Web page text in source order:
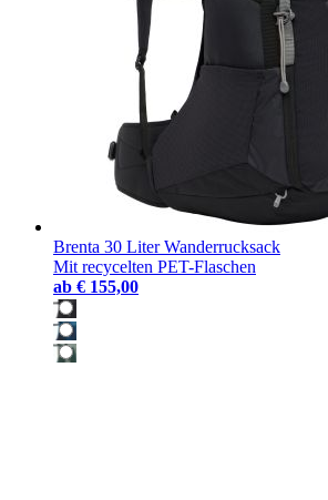
Brenta 30 Liter Wanderrucksack
Mit recycelten PET-Flaschen
ab € 155,00